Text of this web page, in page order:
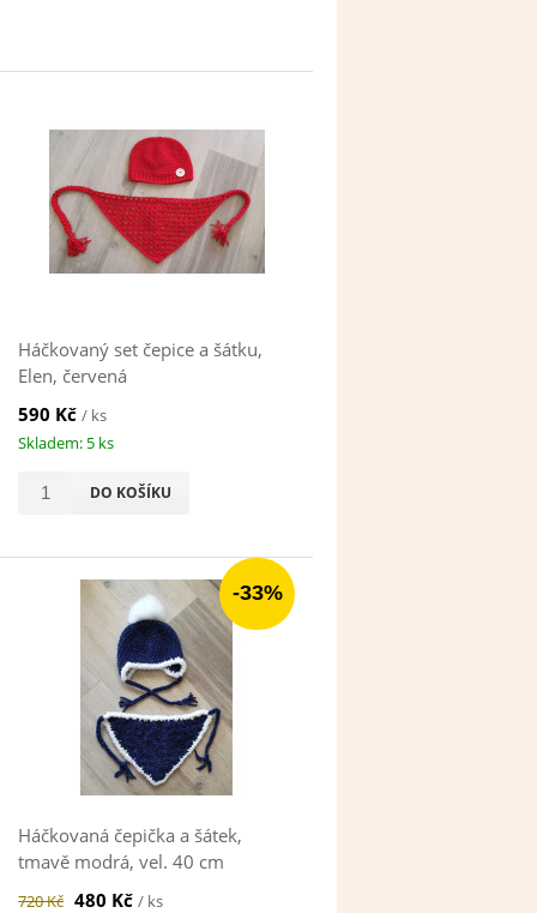
Háčkovaný set čepice a šátku,
Elen, červená
590 Kč/ ks
Skladem: 5 ks
DO KOŠÍKU
-33%
Háčkovaná čepička a šátek,
tmavě modrá, vel. 40 cm
720 Kč 480 Kč / ks